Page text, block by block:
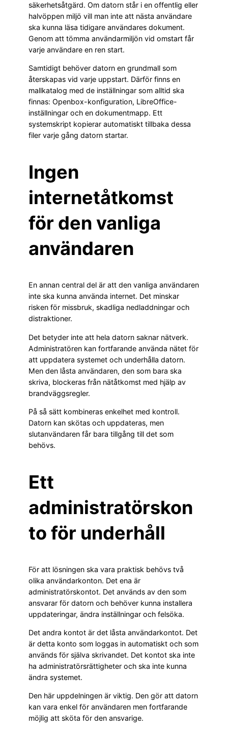
säkerhetsåtgärd. Om datorn står i en offentlig eller
halvöppen miljö vill man inte att nästa användare
ska kunna läsa tidigare användares dokument.
Genom att tömma användarmiljön vid omstart får
varje användare en ren start.
Samtidigt behöver datorn en grundmall som
återskapas vid varje uppstart. Därför finns en
mallkatalog med de inställningar som alltid ska
finnas: Openbox-konfiguration, LibreOffice-
inställningar och en dokumentmapp. Ett
systemskript kopierar automatiskt tillbaka dessa
filer varje gång datorn startar.
Ingen
internetåtkomst
för den vanliga
användaren
En annan central del är att den vanliga användaren
inte ska kunna använda internet. Det minskar
risken för missbruk, skadliga nedladdningar och
distraktioner.
Det betyder inte att hela datorn saknar nätverk.
Administratören kan fortfarande använda nätet för
att uppdatera systemet och underhålla datorn.
Men den låsta användaren, den som bara ska
skriva, blockeras från nätåtkomst med hjälp av
brandväggsregler.
På så sätt kombineras enkelhet med kontroll.
Datorn kan skötas och uppdateras, men
slutanvändaren får bara tillgång till det som
behövs.
Ett
administratörskon
to för underhåll
För att lösningen ska vara praktisk behövs två
olika användarkonton. Det ena är
administratörskontot. Det används av den som
ansvarar för datorn och behöver kunna installera
uppdateringar, ändra inställningar och felsöka.
Det andra kontot är det låsta användarkontot. Det
är detta konto som loggas in automatiskt och som
används för själva skrivandet. Det kontot ska inte
ha administratörsrättigheter och ska inte kunna
ändra systemet.
Den här uppdelningen är viktig. Den gör att datorn
kan vara enkel för användaren men fortfarande
möjlig att sköta för den ansvarige.